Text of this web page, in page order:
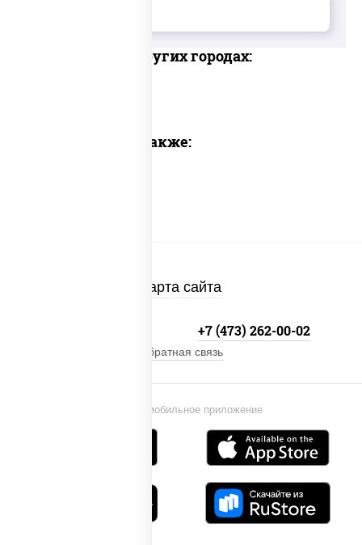
Доставка в других городах:
Предлагаем также:
Карта сайта
Установи мобильное приложение
+7 (473) 262-00-02
Обратная связь